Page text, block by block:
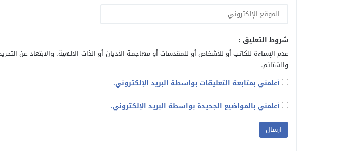
شروط التعليق :
عدم الإساءة للكاتب أو للأشخاص أو للمقدسات أو مهاجمة الأديان أو الذات الالهية. والابتعاد عن
والشتائم.
أعلمني بمتابعة التعليقات بواسطة البريد الإلكتروني.
أعلمني بالمواضيع الجديدة بواسطة البريد الإلكتروني.